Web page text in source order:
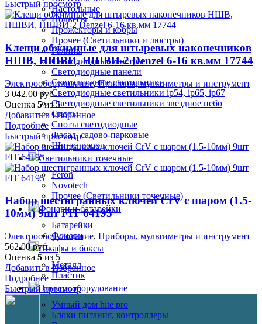
Настольные
Подвесы
Прожекторы и кобры
Прочее (Светильники и люстры)
Ралины
Светодиодные люстры
Светодиодные панели
Светодиодные светильники
Светодиодные светильники ip54, ip65, ip67
Светодиодные светильники звездное небо
Споты
Споты светодиодные
Фасад, садово-парковые
Шинопровод
Светильники точечные
Feron
Novotech
Прочее (Светильники точечные)
Фонари и батарейки
Батарейки
Фонари
Шкафы и боксы
Металл
Пластик
Электрооборудование
Умный дом hite pro
Блоки питания, контроллеры
Быстрый просмотр
Клещи обжимные для штыревых наконечников
НШВ, НШВИ, НШВИ-2 Denzel 6-16 кв.мм 17744
Электрооборудование,Приборы, мультиметры и инструмент
3 042.00 руб.
Оценка 5из 5
Добавить в Избранное
Подробнее
Быстрый просмотр
Набор шестигранных ключей CrV с шаром (1.5-
10мм) 9шт FIT 64195
Электрооборудование, Приборы, мультиметры и инструмент
562.00руб.
Оценка 5 из 5
Добавить в Избранное
Подробнее
Быстрый просмотр